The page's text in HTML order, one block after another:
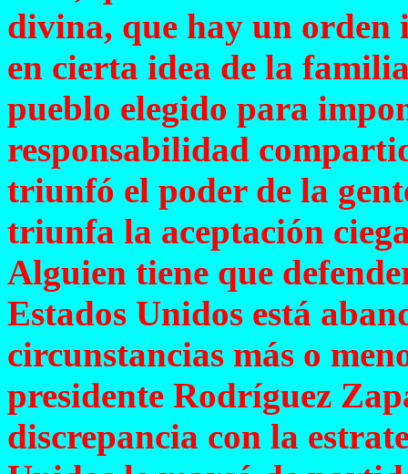
divina, que hay un orden
en cierta idea de la
pueblo elegido para
responsabilidad
triunfó el poder de la
triunfa la aceptación
Alguien tiene que
Estados Unidos está
circunstancias más o
presidente Rodríguez
discrepancia con la